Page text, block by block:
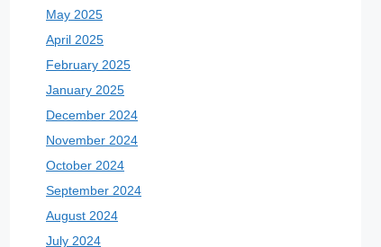
May 2025
April 2025
February 2025
January 2025
December 2024
November 2024
October 2024
September 2024
August 2024
July 2024